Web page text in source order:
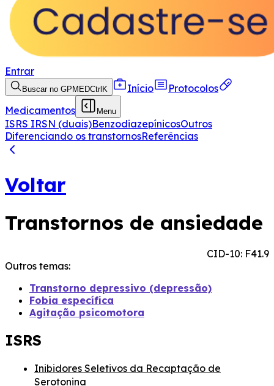
Entrar
Buscar no GPMEDCtrl K Início
Protocolos
Medicamentos
Menu
ISRS IRSN (duais)BenzodiazepínicosOutros
Diferenciando os transtornosReferências
Voltar
Transtornos de ansiedade
CID-10: F41.9
Outros temas:
Transtorno depressivo (depressão)
Fobia específica
Agitação psicomotora
ISRS
Inibidores Seletivos da Recaptação de
Serotonina